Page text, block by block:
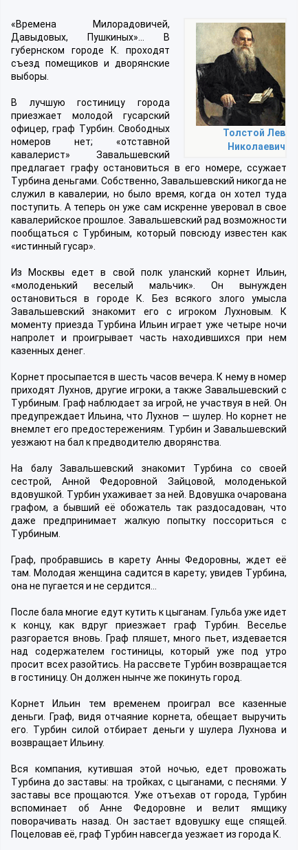
Толстой Лев
Николаевич
«Времена Милорадовичей,
Давыдовых, Пушкиных»… В
губернском городе К. проходят
съезд помещиков и дворянские
выборы.
В лучшую гостиницу города
приезжает молодой гусарский
офицер, граф Турбин. Свободных
номеров нет; «отставной
кавалерист» Завальшевский
предлагает графу остановиться в его номере, ссужает
Турбина деньгами. Собственно, Завальшевский никогда не
служил в кавалерии, но было время, когда он хотел туда
поступить. А теперь он уже сам искренне уверовал в свое
кавалерийское прошлое. Завальшевский рад возможности
пообщаться с Турбиным, который повсюду известен как
«истинный гусар».
Из Москвы едет в свой полк уланский корнет Ильин,
«молоденький веселый мальчик». Он вынужден
остановиться в городе К. Без всякого злого умысла
Завальшевский знакомит его с игроком Лухновым. К
моменту приезда Турбина Ильин играет уже четыре ночи
напролет и проигрывает часть находившихся при нем
казенных денег.
Корнет просыпается в шесть часов вечера. К нему в номер
приходят Лухнов, другие игроки, а также Завальшевский с
Турбиным. Граф наблюдает за игрой, не участвуя в ней. Он
предупреждает Ильина, что Лухнов — шулер. Но корнет не
внемлет его предостережениям. Турбин и Завальшевский
уезжают на бал к предводителю дворянства.
На балу Завальшевский знакомит Турбина со своей
сестрой, Анной Федоровной Зайцовой, молоденькой
вдовушкой. Турбин ухаживает за ней. Вдовушка очарована
графом, а бывший её обожатель так раздосадован, что
даже предпринимает жалкую попытку поссориться с
Турбиным.
Граф, пробравшись в карету Анны Федоровны, ждет её
там. Молодая женщина садится в карету; увидев Турбина,
она не пугается и не сердится…
После бала многие едут кутить к цыганам. Гульба уже идет
к концу, как вдруг приезжает граф Турбин. Веселье
разгорается вновь. Граф пляшет, много пьет, издевается
над содержателем гостиницы, который уже под утро
просит всех разойтись. На рассвете Турбин возвращается
в гостиницу. Он должен нынче же покинуть город.
Корнет Ильин тем временем проиграл все казенные
деньги. Граф, видя отчаяние корнета, обещает выручить
его. Турбин силой отбирает деньги у шулера Лухнова и
возвращает Ильину.
Вся компания, кутившая этой ночью, едет провожать
Турбина до заставы: на тройках, с цыганами, с песнями. У
заставы все прощаются. Уже отъехав от города, Турбин
вспоминает об Анне Федоровне и велит ямщику
поворачивать назад. Он застает вдовушку еще спящей.
Поцеловав её, граф Турбин навсегда уезжает из города К.